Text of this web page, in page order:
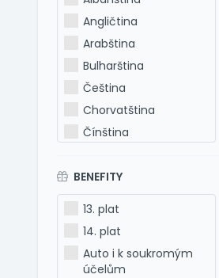
Angličtina
Arabština
Bulharština
Čeština
Chorvatština
Čínština
Francouzština
Hebrejština
Holandština
Italština
Japonština
BENEFITY
13. plat
14. plat
Auto i k soukromým
účelům